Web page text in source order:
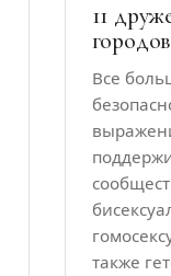
11
Все
также